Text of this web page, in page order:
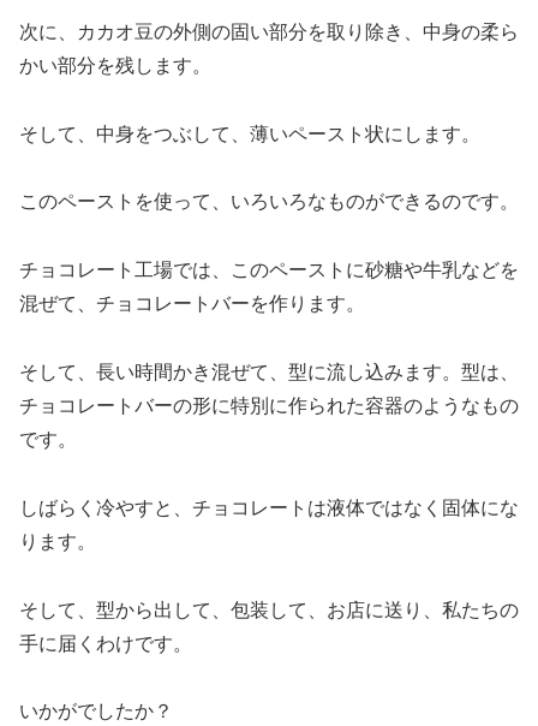
次に、カカオ豆の外側の固い部分を取り除き、中身の柔ら
かい部分を残します。
そして、中身をつぶして、薄いペースト状にします。
このペーストを使って、いろいろなものができるのです。
チョコレート工場では、このペーストに砂糖や牛乳などを
混ぜて、チョコレートバーを作ります。
そして、長い時間かき混ぜて、型に流し込みます。型は、
チョコレートバーの形に特別に作られた容器のようなもの
です。
しばらく冷やすと、チョコレートは液体ではなく固体にな
ります。
そして、型から出して、包装して、お店に送り、私たちの
手に届くわけです。
いかがでしたか？